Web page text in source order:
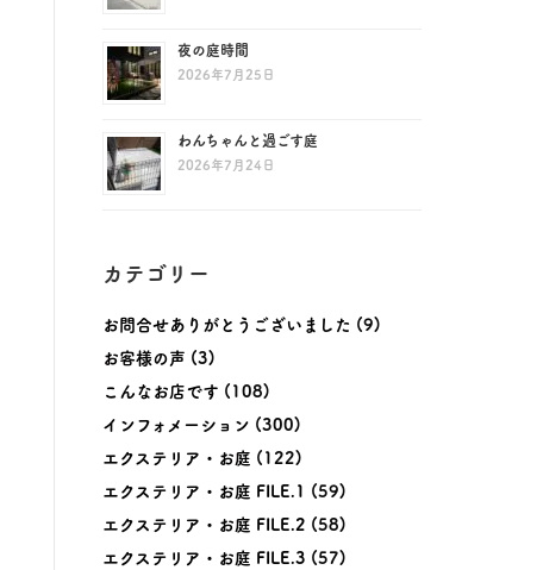
夜の庭時間
2026年7月25日
わんちゃんと過ごす庭
2026年7月24日
カテゴリー
お問合せありがとうございました (9)
お客様の声 (3)
こんなお店です (108)
インフォメーション (300)
エクステリア・お庭 (122)
エクステリア・お庭 FILE.1 (59)
エクステリア・お庭 FILE.2 (58)
エクステリア・お庭 FILE.3 (57)